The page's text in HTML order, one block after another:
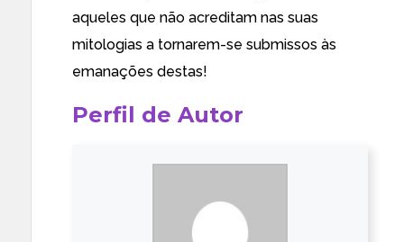
aqueles que não acreditam nas suas
mitologias a tornarem-se submissos às
emanações destas!
Perfil de Autor